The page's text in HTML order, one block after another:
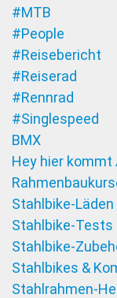
#MTB
#People
#Reisebericht
#Reiserad
#Rennrad
#Singlespeed
BMX
Hey hier kommt
Stahlbike-Läden
Stahlbike-Tests
Stahlbike-
Stahlbikes &
Stahlrahmen-